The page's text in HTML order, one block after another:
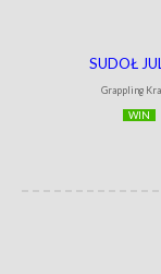
SUDOŁ
Grappling
WIN